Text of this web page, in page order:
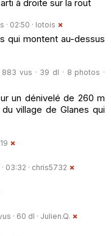
à droite sur la rout
· 02:50 · lotois
qui montent au-dessus
883 vus · 39 dl · 8 photos ·
un dénivelé de 260 m
village de Glanes qui
03:32 · chris5732
· 60 dl · Julien.Q.